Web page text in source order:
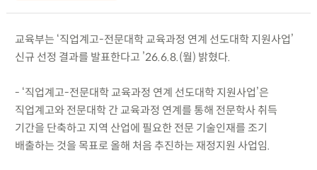
교육부는 ‘직업계고-전문대학 교육과정 연계 선도대학 지원사업’
신규 선정 결과를 발표한다고 ’26.6.8.(월) 밝혔다.
- ‘직업계고-전문대학 교육과정 연계 선도대학 지원사업’은
직업계고와 전문대학 간 교육과정 연계를 통해 전문학사 취득
기간을 단축하고 지역 산업에 필요한 전문 기술인재를 조기
배출하는 것을 목표로 올해 처음 추진하는 재정지원 사업임.